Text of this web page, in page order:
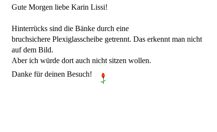
Gute Morgen liebe Karin Lissi!
Hinterrücks sind die Bänke durch eine
bruchsichere Plexiglasscheibe getrennt. Das erkennt man nicht
auf dem Bild.
Aber ich würde dort auch nicht sitzen wollen.
Danke für deinen Besuch!